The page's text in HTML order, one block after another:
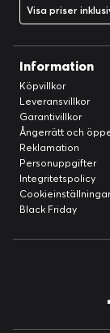
Visa priser
Information
Köpvillkor
Leveransvillkor
Garantivillkor
Ångerrätt och
Reklamation
Personuppgifter
Integritetspolicy
Cookieinställningar
Black Friday